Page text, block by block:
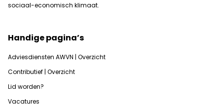
sociaal-economisch klimaat.
Handige pagina’s
Adviesdiensten AWVN | Overzicht
Contributief | Overzicht
Lid worden?
Vacatures